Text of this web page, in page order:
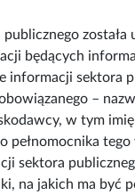
będących
informacji sektora
–
w tym
pełnomocnika
sektora
na jakich ma być